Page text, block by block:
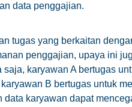
data penggajian.
tugas yang berkaitan
penggajian, upaya ini
saja, karyawan A bertugas
B bertugas untuk
karyawan dapat